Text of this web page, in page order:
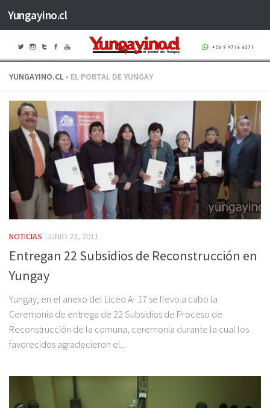
Saltar al contenido
Yungayino.cl
YUNGAYINO.CL • EL PORTAL DE YUNGAY
NOTICIAS JUNIO 22, 2011
Entregan 22 Subsidios de Reconstrucción en
Yungay
Yungay, en el anexo del Liceo A- 17 se llevo a cabo la
Ceremonia de entrega de 22 Subsidios de Proceso de
Reconstrucción de la comuna, ceremonia durante la cual los
favorecidos agradecieron el...